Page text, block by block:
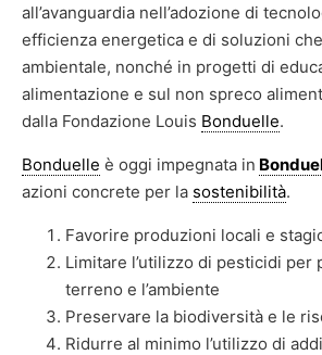
all’avanguardia nell’adozione di
efficienza energetica e di soluzioni
ambientale, nonché in progetti di
alimentazione e sul non spreco
dalla Fondazione Louis Bonduelle.
Bonduelle è oggi impegnata in
azioni concrete per la sostenibilità.
Favorire produzioni locali e
Limitare l’utilizzo di pesticidi per
terreno e l’ambiente
Preservare la biodiversità e le
Ridurre al minimo l’utilizzo di